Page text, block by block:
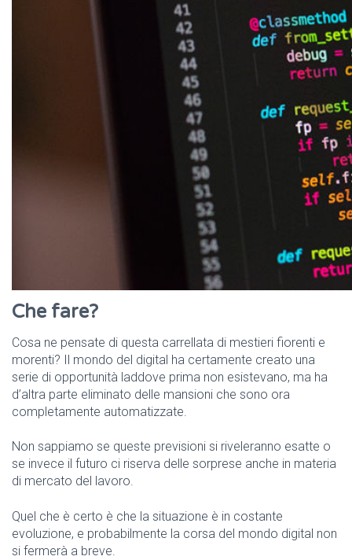
Che fare?
Cosa ne pensate di questa carrellata di mestieri fiorenti e
morenti? Il mondo del digital ha certamente creato una
serie di opportunità laddove prima non esistevano, ma ha
d’altra parte eliminato delle mansioni che sono ora
completamente automatizzate.
Non sappiamo se queste previsioni si riveleranno esatte o
se invece il futuro ci riserva delle sorprese anche in materia
di mercato del lavoro.
Quel che è certo è che la situazione è in costante
evoluzione, e probabilmente la corsa del mondo digital non
si fermerà a breve.